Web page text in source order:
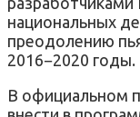
национальных
преодолению
2016−2020 годы.
В официальном